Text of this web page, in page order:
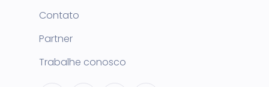
Contato
Partner
Trabalhe conosco